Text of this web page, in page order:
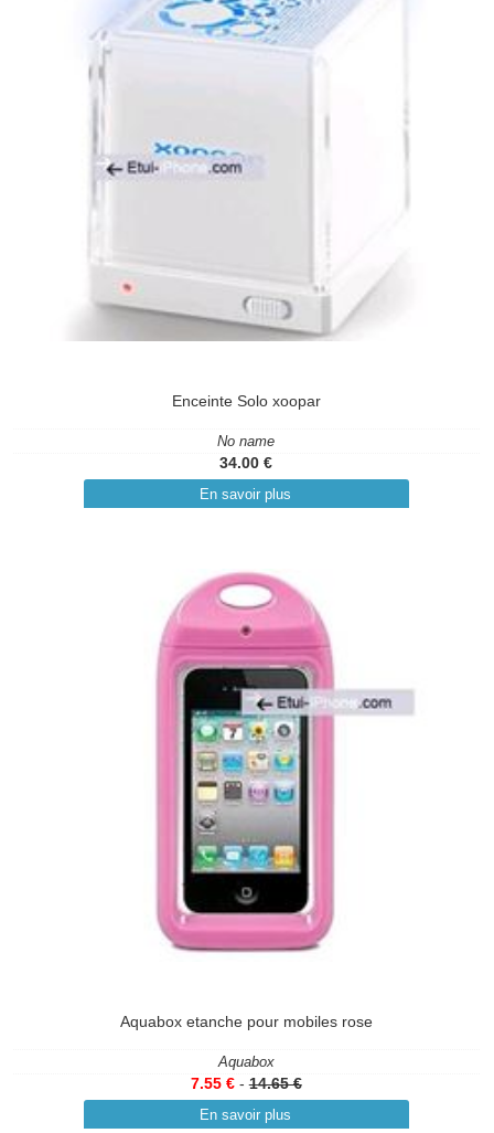
Enceinte Solo xoopar
No name
34.00 €
En savoir plus
Aquabox etanche pour mobiles rose
Aquabox
7.55 €-14.65 €
En savoir plus